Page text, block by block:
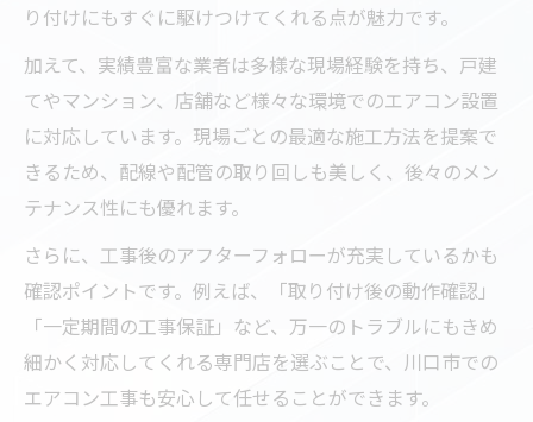
り付けにもすぐに駆けつけてくれる点が魅力です。
加えて、実績豊富な業者は多様な現場経験を持ち、戸建
てやマンション、店舗など様々な環境でのエアコン設置
に対応しています。現場ごとの最適な施工方法を提案で
きるため、配線や配管の取り回しも美しく、後々のメン
テナンス性にも優れます。
さらに、工事後のアフターフォローが充実しているかも
確認ポイントです。例えば、「取り付け後の動作確認」
「一定期間の工事保証」など、万一のトラブルにもきめ
細かく対応してくれる専門店を選ぶことで、川口市での
エアコン工事も安心して任せることができます。